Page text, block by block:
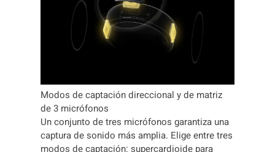
Modos de captación direccional y de matriz
de 3 micrófonos
Un conjunto de tres micrófonos garantiza una
captura de sonido más amplia. Elige entre tres
modos de captación: supercardioide para